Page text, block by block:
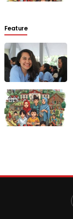
Feature